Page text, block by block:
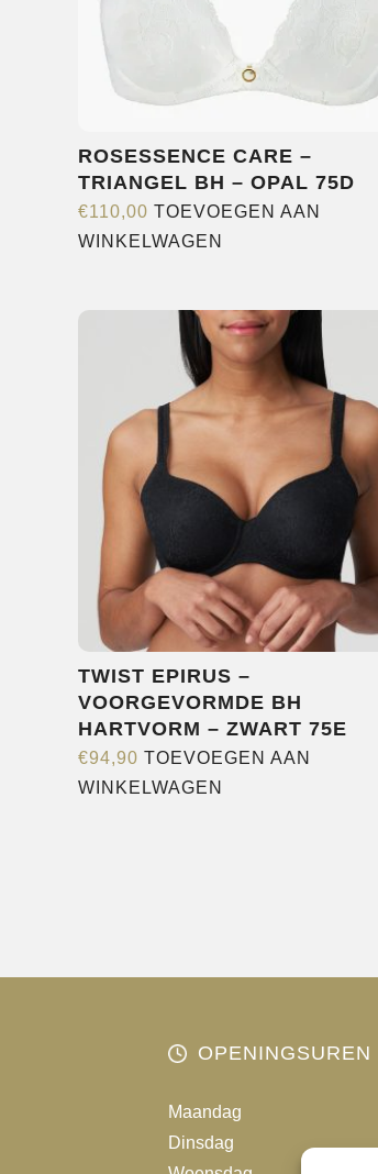
ROSESSENCE CARE –
TRIANGEL BH – OPAL 75D
€110,00 TOEVOEGEN AAN
WINKELWAGEN
TWIST EPIRUS –
VOORGEVORMDE BH
HARTVORM – ZWART 75E
€94,90 TOEVOEGEN AAN
WINKELWAGEN
OPENINGSUREN
Maandag
Dinsdag